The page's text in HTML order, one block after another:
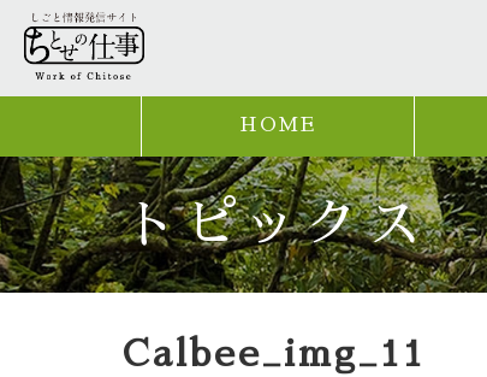
HOME
トピックス
Calbee_img_11